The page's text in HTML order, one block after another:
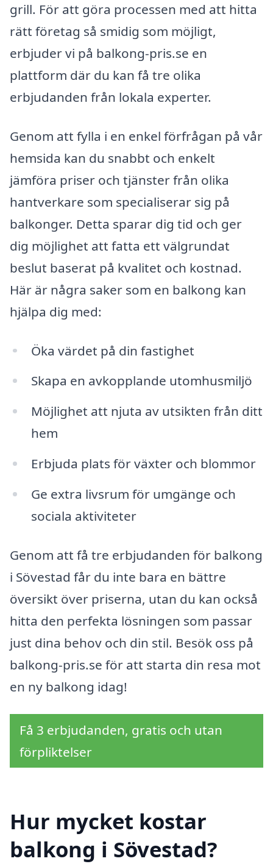
grill. För att göra processen med att hitta
rätt företag så smidig som möjligt,
erbjuder vi på balkong-pris.se en
plattform där du kan få tre olika
erbjudanden från lokala experter.
Genom att fylla i en enkel förfrågan på vår
hemsida kan du snabbt och enkelt
jämföra priser och tjänster från olika
hantverkare som specialiserar sig på
balkonger. Detta sparar dig tid och ger
dig möjlighet att fatta ett välgrundat
beslut baserat på kvalitet och kostnad.
Här är några saker som en balkong kan
hjälpa dig med:
Öka värdet på din fastighet
Skapa en avkopplande utomhusmiljö
Möjlighet att njuta av utsikten från ditt
hem
Erbjuda plats för växter och blommor
Ge extra livsrum för umgänge och
sociala aktiviteter
Genom att få tre erbjudanden för balkong
i Sövestad får du inte bara en bättre
översikt över priserna, utan du kan också
hitta den perfekta lösningen som passar
just dina behov och din stil. Besök oss på
balkong-pris.se för att starta din resa mot
en ny balkong idag!
Få 3 erbjudanden, gratis och utan
förpliktelser
Hur mycket kostar
balkong i Sövestad?